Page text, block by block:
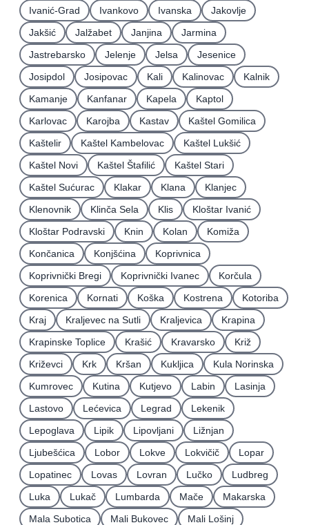
Ivanić-Grad Ivankovo Ivanska
Jakovlje
Jakšić
Jalžabet Janjina
Jarmina
Jastrebarsko
Jelenje Jelsa
Jesenice
Josipdol
Josipovac Kali Kalinovac
Kalnik
Kamanje
Kanfanar Kapela
Kaptol
Karlovac
Karojba Kastav
Kaštel Gomilica
Kaštelir
Kaštel Kambelovac
Kaštel Lukšić
Kaštel Novi
Kaštel Štafilić
Kaštel Stari
Kaštel Sućurac
Klakar Klana
Klanjec
Klenovnik
Klinča Sela Klis
Kloštar Ivanić
Kloštar Podravski
Knin Kolan
Komiža
Končanica
Konjšćina
Koprivnica
Koprivnički Bregi
Koprivnički Ivanec
Korčula
Korenica
Kornati Koška Kostrena
Kotoriba
Kraj
Kraljevec na Sutli Kraljevica
Krapina
Krapinske Toplice
Krašić Kravarsko
Križ
Križevci
Krk Kršan Kukljica
Kula Norinska
Kumrovec
Kutina Kutjevo Labin
Lasinja
Lastovo
Lećevica Legrad
Lekenik
Lepoglava
Lipik Lipovljani
Ližnjan
Ljubešćica
Lobor Lokve Lokvičič
Lopar
Lopatinec
Lovas Lovran Lučko
Ludbreg
Luka
Lukač Lumbarda Mače
Makarska
Mala Subotica
Mali Bukovec
Mali Lošinj